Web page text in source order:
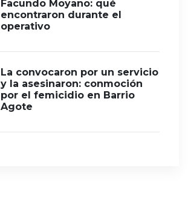
Facundo Moyano: qué
encontraron durante el
operativo
La convocaron por un servicio
y la asesinaron: conmoción
por el femicidio en Barrio
Agote